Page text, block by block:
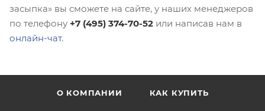
засыпка» вы сможете на сайте, у наших менеджеров
по телефону +7 (495) 374-70-52 или написав нам в
онлайн-чат.
О КОМПАНИИ КАК КУПИТЬ